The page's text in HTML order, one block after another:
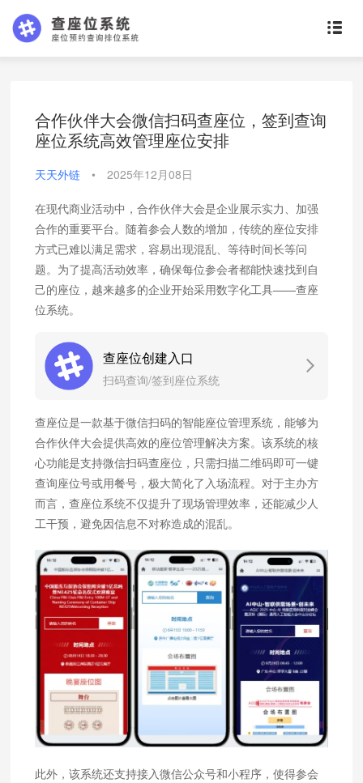
合作伙伴大会微信扫码查座位，签到查询
座位系统高效管理座位安排
天天外链 • 2025年12月08日
在现代商业活动中，合作伙伴大会是企业展示实力、加强
合作的重要平台。随着参会人数的增加，传统的座位安排
方式已难以满足需求，容易出现混乱、等待时间长等问
题。为了提高活动效率，确保每位参会者都能快速找到自
己的座位，越来越多的企业开始采用数字化工具——查座
位系统。
查座位创建入口
扫码查询/签到座位系统
查座位是一款基于微信扫码的智能座位管理系统，能够为
合作伙伴大会提供高效的座位管理解决方案。该系统的核
心功能是支持微信扫码查座位，只需扫描二维码即可一键
查询座位号或用餐号，极大简化了入场流程。对于主办方
而言，查座位系统不仅提升了现场管理效率，还能减少人
工干预，避免因信息不对称造成的混乱。
此外，该系统还支持接入微信公众号和小程序，使得参会